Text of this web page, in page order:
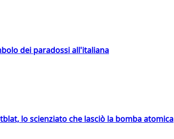
dei paradossi all'italiana
lo scienziato che lasciò la bomba atomica